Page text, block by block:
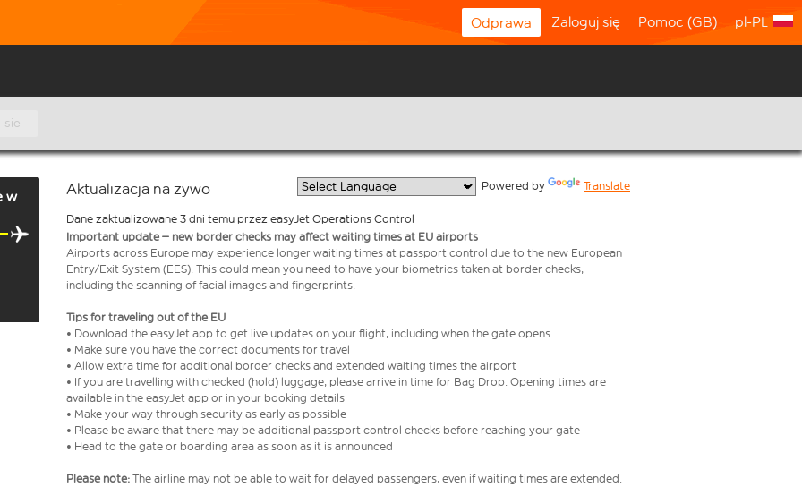
Odprawa Zaloguj się Pomoc (GB) pl-PL
sie
w
Aktualizacja na żywo Powered by Translate
Dane zaktualizowane 3 dni temu przez easyJet Operations Control
Important update – new border checks may affect waiting times at EU airports
Airports across Europe may experience longer waiting times at passport control due to the new European
Entry/Exit System (EES). This could mean you need to have your biometrics taken at border checks,
including the scanning of facial images and fingerprints.
Tips for traveling out of the EU
• Download the easyJet app to get live updates on your flight, including when the gate opens
• Make sure you have the correct documents for travel
• Allow extra time for additional border checks and extended waiting times the airport
• If you are travelling with checked (hold) luggage, please arrive in time for Bag Drop. Opening times are
available in the easyJet app or in your booking details
• Make your way through security as early as possible
• Please be aware that there may be additional passport control checks before reaching your gate
• Head to the gate or boarding area as soon as it is announced
Please note: The airline may not be able to wait for delayed passengers, even if waiting times are extended.